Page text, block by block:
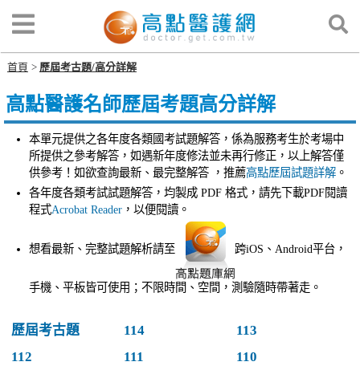
首頁 歷屆考古題/高分詳解
高點醫護名師歷屆考題高分詳解
本單元提供之各年度各類國考試題解答，係為服務考生於考場中
所提供之參考解答，如遇新年度修法並未再行修正，以上解答僅
供參考！如欲查詢最新、最完整解答 ，推薦高點歷屆試題詳解。
各年度各類考試試題解答，均製成 PDF 格式，請先下載PDF閱讀
程式Acrobat Reader，以便閱讀。
想看最新、完整試題解析請至 跨iOS、Android平台，
手機、平板皆可使用；不限時間、空間，測驗隨時帶著走。
歷屆考古題 114
113
112
111
110